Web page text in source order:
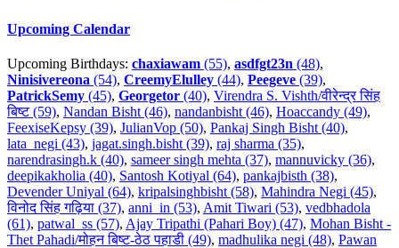
Upcoming Calendar
Upcoming Birthdays: chaxiawam (55), asdfgt23n (48),
Ninisivereona (54), CreemyElulley (44), Peegeve (39),
PatrickSemy (45), Georgetor (40), Virendra S. Vishth/वीरेन्द्र सिंह
बिष्ट (59), Nandan Bisht (46), nandanbisht (46), Hoaccandy (49),
FeexiseKepsy (39), JulianVop (50), Pankaj Singh Bisht (40),
lata_negi (43), jagat.singh.bisht (39), raj sharma (35),
narendrasingh.k (40), sameer singh mehta (37), mannuvicky (36),
deepikakholia (40), Santosh Kotiyal (64), pankajbisth (38),
Devender Uniyal (64), kripalsinghbisht (58), Mahindra Negi (45),
विनोद सिंह गढ़िया (37), anni_in (53), Amit Tiwari (53), vedbhadola
(61), patwal_ss (57), Ajay Tripathi (Pahari Boy) (47), Mohan Bisht -
Thet Pahadi/मोहन बिष्ट-ठेठ पहाडी (49), madhulika negi (48), Pawan